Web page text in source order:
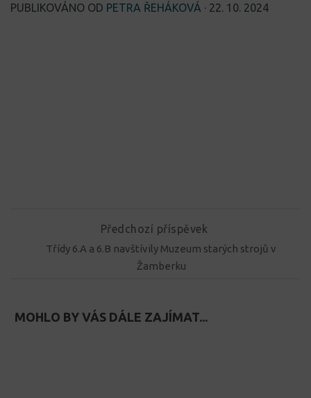
PUBLIKOVÁNO OD PETRA ŘEHÁKOVÁ · 22. 10. 2024
Předchozí příspěvek
Třídy 6.A a 6.B navštívily Muzeum starých strojů v
Žamberku
MOHLO BY VÁS DÁLE ZAJÍMAT...